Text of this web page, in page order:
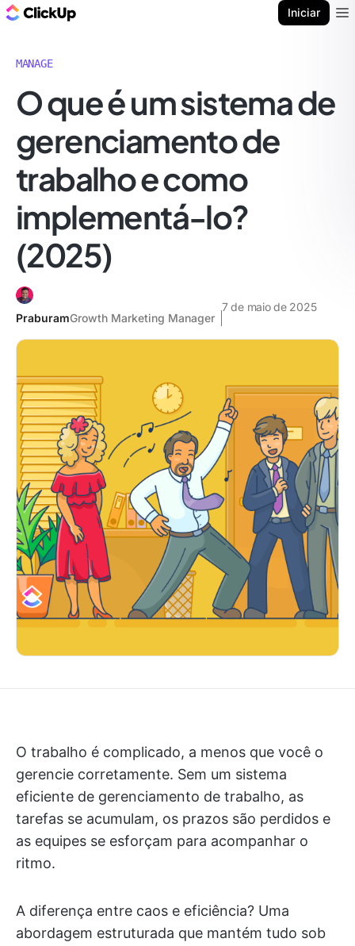
Iniciar
MANAGE
O que é um sistema de
gerenciamento de
trabalho e como
implementá-lo?
(2025)
PraburamGrowth Marketing Manager
7 de maio de 2025
O trabalho é complicado, a menos que você o
gerencie corretamente. Sem um sistema
eficiente de gerenciamento de trabalho, as
tarefas se acumulam, os prazos são perdidos e
as equipes se esforçam para acompanhar o
ritmo.
A diferença entre caos e eficiência? Uma
abordagem estruturada que mantém tudo sob